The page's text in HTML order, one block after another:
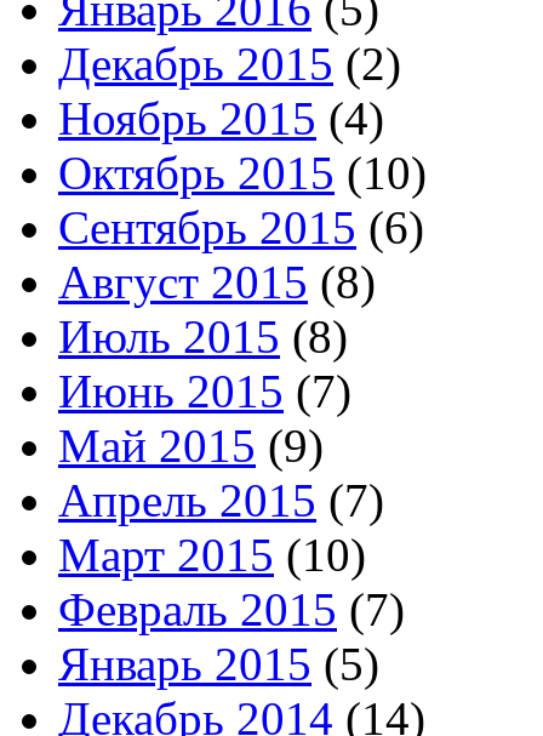
Декабрь 2015 (2)
Ноябрь 2015 (4)
Октябрь 2015 (10)
Сентябрь 2015 (6)
Август 2015 (8)
Июль 2015 (8)
Июнь 2015 (7)
Май 2015 (9)
Апрель 2015 (7)
Март 2015 (10)
Февраль 2015 (7)
Январь 2015 (5)
Декабрь 2014 (14)